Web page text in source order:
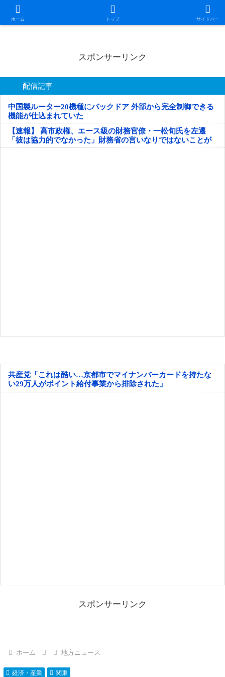
ホーム トップ サイドバー
日本第一！ニュース録
スポンサーリンク
配信記事
中国製ルーター20機種にバックドア 外部から完全制御できる
機能が仕込まれていた
【速報】 高市政権、エース級の財務官僚・一松旬氏を左遷
「彼は協力的でなかった」財務省の言いなりではないことが
判明
共産党「これは酷い…京都市でマイナンバーカードを持たな
い29万人がポイント給付事業から排除された」
スポンサーリンク
ホーム 地方ニュース
経済・産業 関東